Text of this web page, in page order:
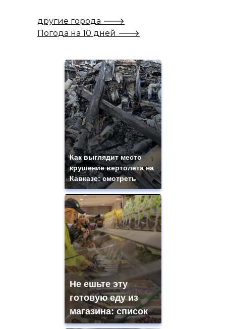
другие города 🡒
Погода на 10 дней 🡒
Как выглядит место
крушение вертолета на
Кавказе: смотреть
Не ешьте эту
готовую еду из
магазина: список